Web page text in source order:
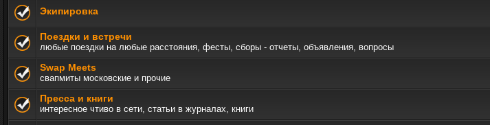
Экипировка
Поездки и встречи
любые поездки на любые расстояния, фесты, сборы - отчеты, объявления, вопросы
Swap Meets
свапмиты московские и прочие
Пресса и книги
интересное чтиво в сети, статьи в журналах, книги